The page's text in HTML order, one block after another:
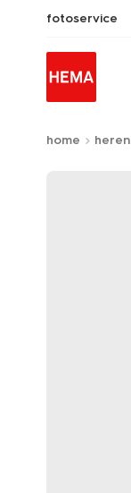
fotoservice
home heren